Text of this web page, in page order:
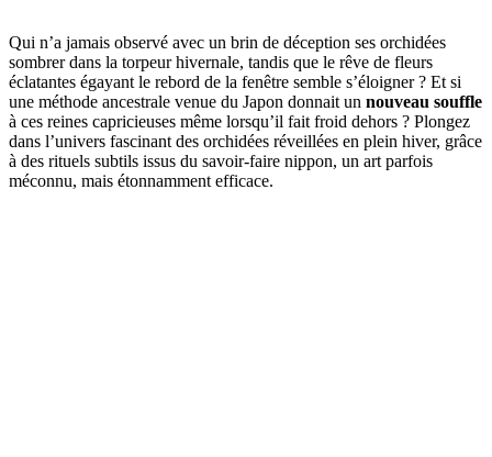
Qui n’a jamais observé avec un brin de déception ses orchidées
sombrer dans la torpeur hivernale, tandis que le rêve de fleurs
éclatantes égayant le rebord de la fenêtre semble s’éloigner ? Et si
une méthode ancestrale venue du Japon donnait un nouveau souffle
à ces reines capricieuses même lorsqu’il fait froid dehors ? Plongez
dans l’univers fascinant des orchidées réveillées en plein hiver, grâce
à des rituels subtils issus du savoir-faire nippon, un art parfois
méconnu, mais étonnamment efficace.